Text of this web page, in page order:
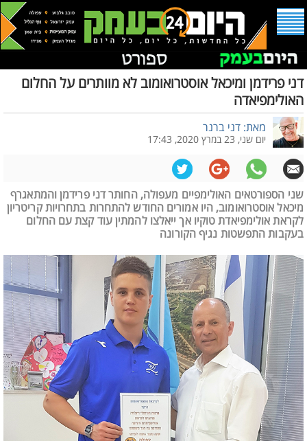
דני פרידמן ומיכאל אוסטרואומוב לא מוותרים על החלום
האולימפיאדה
מאת: דני ברנר
יום שני, 23 במרץ 2020, 17:43
שני הספורטאים האולימפיים מעפולה, החותר דני פרידמן והמתאגרף
מיכאל אוסטרואומוב, היו אמורים החודש להתחרות בתחרויות קריטריון
לקראת אולימפיאדת טוקיו אך ייאלצו להמתין עוד קצת עם החלום
בעקבות התפשטות נגיף הקורונה